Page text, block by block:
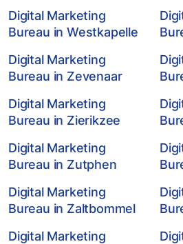
Digital Marketing
Bureau in Westkapelle
Digital Marketing
Bureau in Zevenaar
Digital Marketing
Bureau in Zierikzee
Digital Marketing
Bureau in Zutphen
Digital Marketing
Bureau in Zaltbommel
Digital Marketing